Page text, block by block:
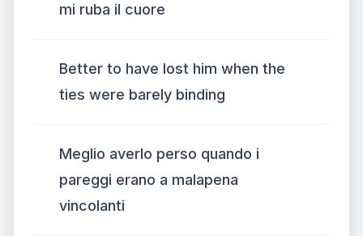
mi ruba il cuore
Better to have lost him when the
ties were barely binding
Meglio averlo perso quando i
pareggi erano a malapena
vincolanti